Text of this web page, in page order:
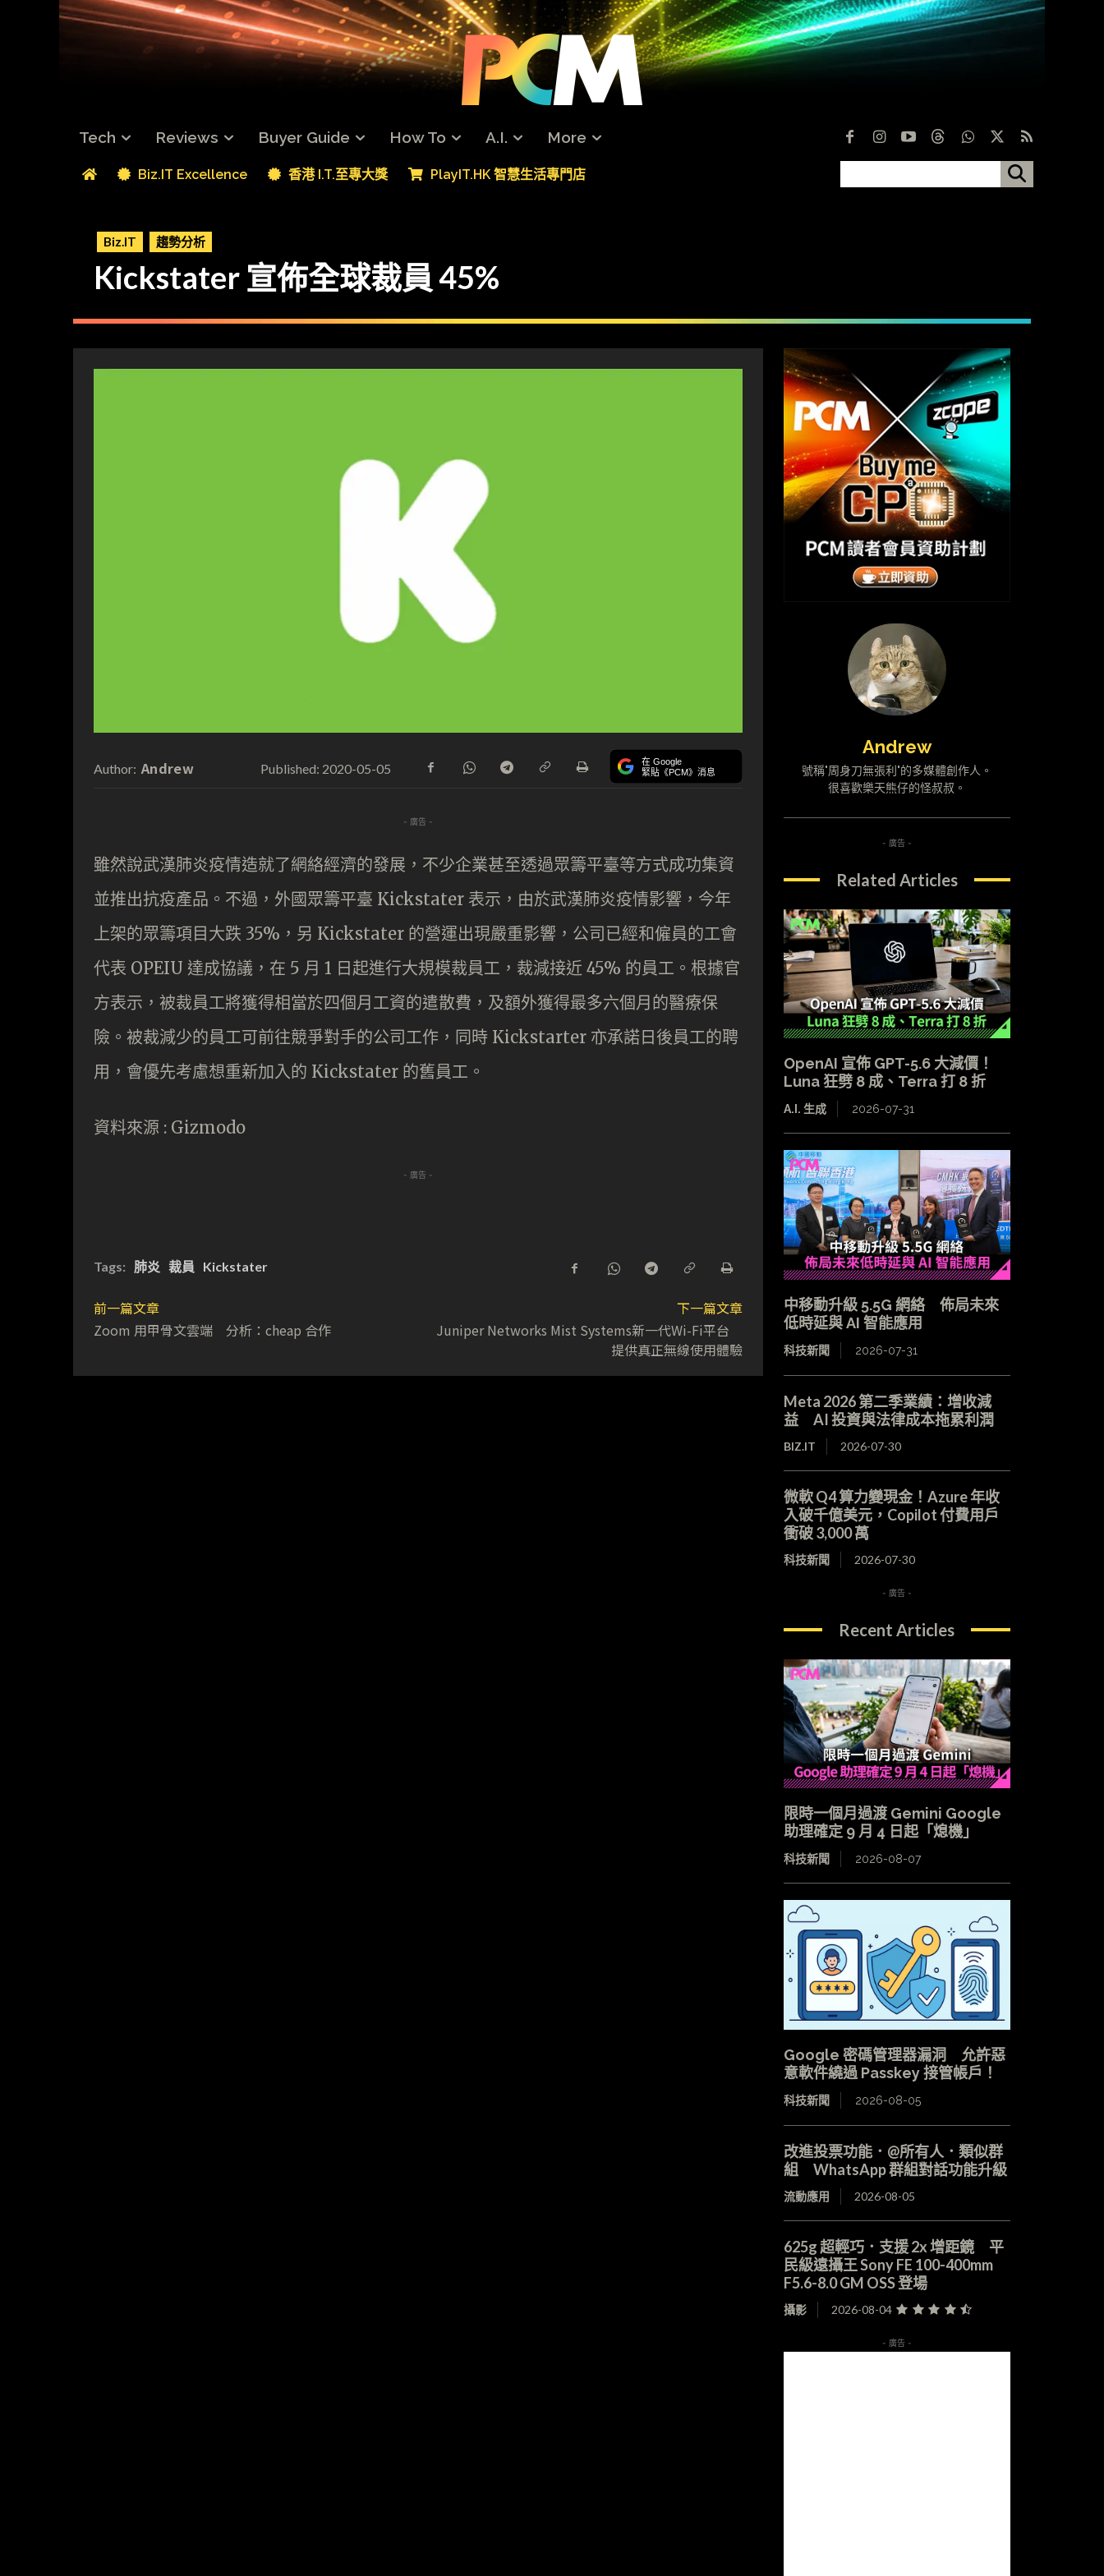
Tech Reviews Buyer Guide How To A.I. More
Biz.IT Excellence 香港 I.T.至專大獎 PlayIT.HK 智慧生活專門店
Biz.IT 趨勢分析
Kickstater 宣佈全球裁員 45%
Author: Andrew Published: 2020-05-05 在 Google
緊貼《PCM》消息
- 廣告 -
雖然說武漢肺炎疫情造就了網絡經濟的發展，不少企業甚至透過眾籌平臺等方式成功集資
並推出抗疫產品。不過，外國眾籌平臺 Kickstater 表示，由於武漢肺炎疫情影響，今年
上架的眾籌項目大跌 35%，另 Kickstater 的營運出現嚴重影響，公司已經和僱員的工會
代表 OPEIU 達成協議，在 5 月 1 日起進行大規模裁員工，裁減接近 45% 的員工。根據官
方表示，被裁員工將獲得相當於四個月工資的遣散費，及額外獲得最多六個月的醫療保
險。被裁減少的員工可前往競爭對手的公司工作，同時 Kickstarter 亦承諾日後員工的聘
用，會優先考慮想重新加入的 Kickstater 的舊員工。
資料來源 : Gizmodo
- 廣告 -
Tags: 肺炎 裁員 Kickstater
前一篇文章
Zoom 用甲骨文雲端 分析：cheap 合作
下一篇文章
Juniper Networks Mist Systems新一代Wi-Fi平台
提供真正無線使用體驗
Andrew
號稱"周身刀無張利"的多媒體創作人。
很喜歡樂天熊仔的怪叔叔。
- 廣告 -
Related Articles
OpenAI 宣佈 GPT-5.6 大減價！
Luna 狂劈 8 成、Terra 打 8 折
A.I. 生成 2026-07-31
中移動升級 5.5G 網絡 佈局未來
低時延與 AI 智能應用
科技新聞 2026-07-31
Meta 2026 第二季業績：增收減
益 AI 投資與法律成本拖累利潤
BIZ.IT 2026-07-30
微軟 Q4 算力變現金！Azure 年收
入破千億美元，Copilot 付費用戶
衝破 3,000 萬
科技新聞 2026-07-30
- 廣告 -
Recent Articles
限時一個月過渡 Gemini Google
助理確定 9 月 4 日起「熄機」
科技新聞 2026-08-07
Google 密碼管理器漏洞 允許惡
意軟件繞過 Passkey 接管帳戶！
科技新聞 2026-08-05
改進投票功能．@所有人．類似群
組 WhatsApp 群組對話功能升級
流動應用 2026-08-05
625g 超輕巧．支援 2x 增距鏡 平
民級遠攝王 Sony FE 100-400mm
F5.6-8.0 GM OSS 登場
攝影 2026-08-04
- 廣告 -